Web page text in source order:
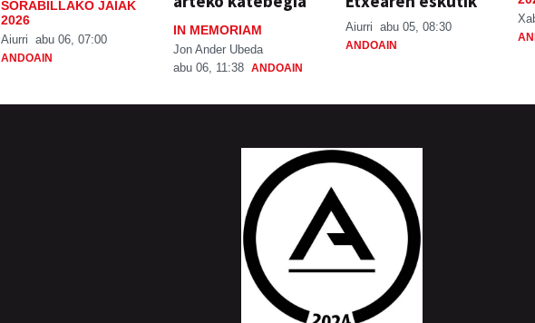
SORABILLAKO JAIAK
2026
Aiurri abu 06, 07:00
ANDOAIN
IN MEMORIAM
Jon Ander Ubeda
abu 06, 11:38 ANDOAIN
Aiurri abu 05, 08:30
ANDOAIN